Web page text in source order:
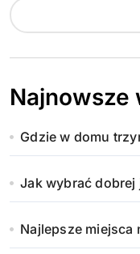
Najnowsze
Gdzie w domu
Jak wybrać dobrej
Najlepsze miejsca